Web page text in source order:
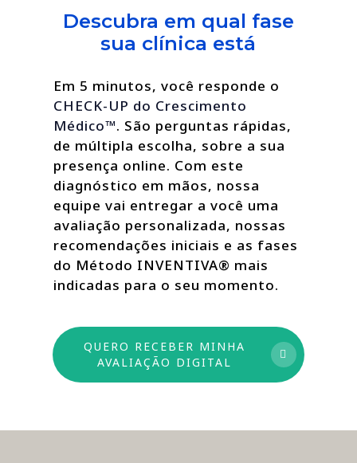
Descubra em qual fase
sua clínica está
Em 5 minutos, você responde o
CHECK-UP do Crescimento
Médico™. São perguntas rápidas,
de múltipla escolha, sobre a sua
presença online. Com este
diagnóstico em mãos, nossa
equipe vai entregar a você uma
avaliação personalizada, nossas
recomendações iniciais e as fases
do Método INVENTIVA® mais
indicadas para o seu momento.
QUERO RECEBER MINHA
AVALIAÇÃO DIGITAL